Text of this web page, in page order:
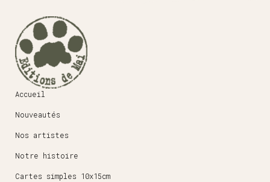
Accueil
Nouveautés
Nos artistes
Notre histoire
Cartes simples 10x15cm